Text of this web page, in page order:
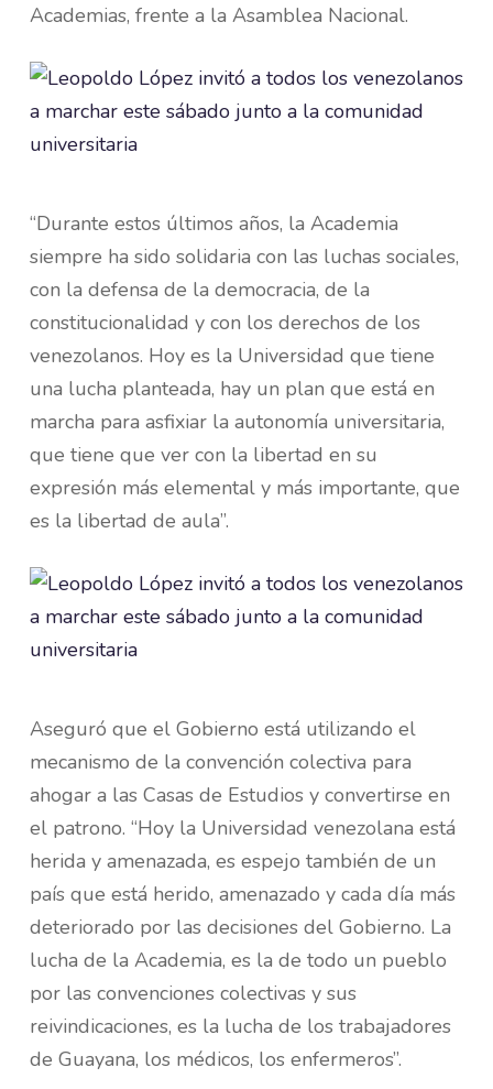
Academias, frente a la Asamblea Nacional.
“Durante estos últimos años, la Academia
siempre ha sido solidaria con las luchas sociales,
con la defensa de la democracia, de la
constitucionalidad y con los derechos de los
venezolanos. Hoy es la Universidad que tiene
una lucha planteada, hay un plan que está en
marcha para asfixiar la autonomía universitaria,
que tiene que ver con la libertad en su
expresión más elemental y más importante, que
es la libertad de aula”.
Aseguró que el Gobierno está utilizando el
mecanismo de la convención colectiva para
ahogar a las Casas de Estudios y convertirse en
el patrono. “Hoy la Universidad venezolana está
herida y amenazada, es espejo también de un
país que está herido, amenazado y cada día más
deteriorado por las decisiones del Gobierno. La
lucha de la Academia, es la de todo un pueblo
por las convenciones colectivas y sus
reivindicaciones, es la lucha de los trabajadores
de Guayana, los médicos, los enfermeros”.